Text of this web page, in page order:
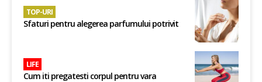
TOP-URI
Sfaturi pentru alegerea parfumului potrivit
LIFE
Cum iti pregatesti corpul pentru vara